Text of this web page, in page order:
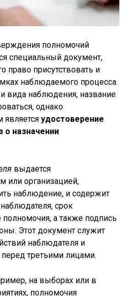
полномочий
специальный документ,
право присутствовать и
наблюдаемого процесса.
вида наблюдения, название
однако
являетсяудостоверение
о назначении
выдается
или организацией,
наблюдение, и содержит
срок
а также подпись
Этот документ служит
наблюдателя и
перед третьими лицами.
на выборах или в
полномочия